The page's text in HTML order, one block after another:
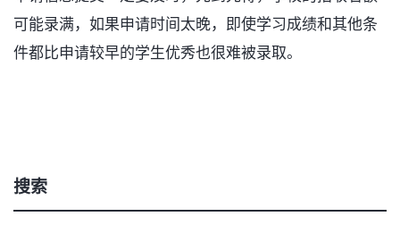
可能录满，如果申请时间太晚，即使学习成绩和其他条
件都比申请较早的学生优秀也很难被录取。
搜索